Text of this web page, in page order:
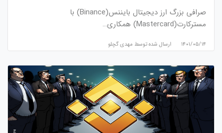
صرافی بزرگ ارز دیجیتال بایننس(Binance) با
مسترکارت(Mastercard) همکاری…
۱۴۰۱/۰۵/۱۴ ارسال شده توسط مهدی گچلو